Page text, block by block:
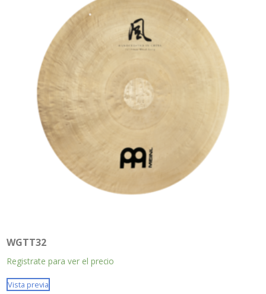
WGTT32
Registrate para ver el precio
Vista previa